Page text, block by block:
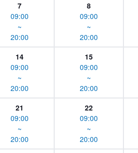
7
09:00
~
20:00
8
09:00
~
20:00
14
09:00
~
20:00
15
09:00
~
20:00
21
09:00
~
20:00
22
09:00
~
20:00